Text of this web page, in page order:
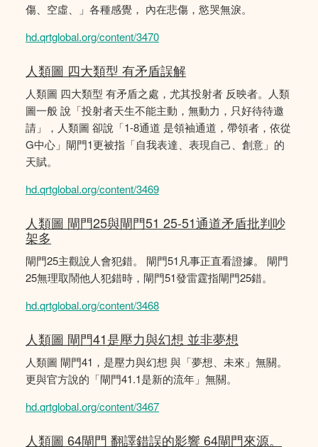
傷、空虛、」各種感覺， 內在悲傷，慾哭無淚。
hd.qrtglobal.org/content/3470
人類圖 四大類型 有矛盾誤解
人類圖 四大類型 有矛盾之處，尤其投射者 反映者。人類
圖一般 說「投射者天生不能主動，無動力，只好待待邀
請」，人類圖 卻說「1-8通道 是領袖通道，帶領者，依從
G中心」閘門1更被指「自我表達、表現自己、創意」的
天賦。
hd.qrtglobal.org/content/3469
人類圖 閘門25與閘門51 25-51通道矛盾批判吵
架多
閘門25主觀說人會犯錯。 閘門51凡事正直看證據。 閘門
25無理取鬧他人犯錯時，閘門51發雷霆指閘門25錯。
hd.qrtglobal.org/content/3468
人類圖 閘門41是壓力與幻想 並非夢想
人類圖 閘門41，是壓力與幻想 與「夢想、未來」無關。
更與官方說的「閘門41.1是新的流年」無關。
hd.qrtglobal.org/content/3467
人類圖 64閘門 翻譯錯誤的影響 64閘門來源。